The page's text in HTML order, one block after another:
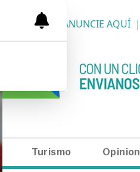
ANUNCIE AQUÍ |
Turismo Opinion